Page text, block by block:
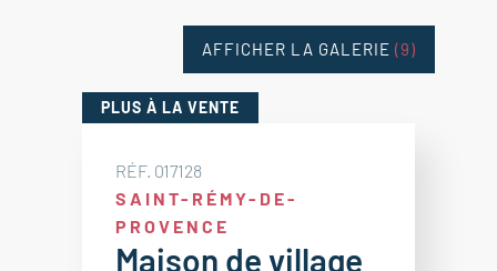
PLUS À LA VENTE
RÉF. 017128
SAINT-RÉMY-DE-
PROVENCE
Maison de village
AFFICHER LA GALERIE (9)